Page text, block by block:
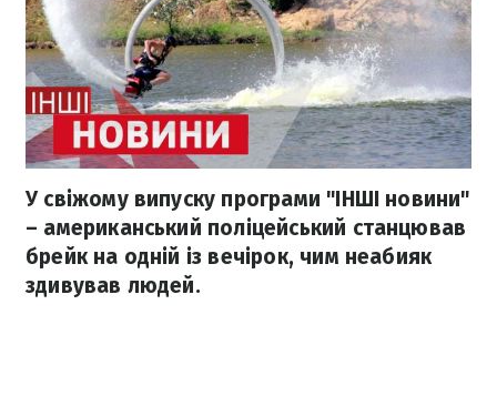
У свіжому випуску програми "ІНШІ новини"
– американський поліцейський станцював
брейк на одній із вечірок, чим неабияк
здивував людей.